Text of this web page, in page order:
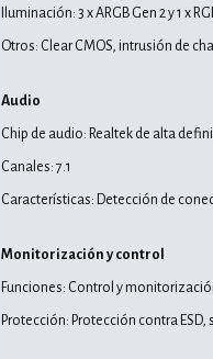
Iluminación: 3 x ARGB Gen 2 y 1 x
Otros: Clear CMOS, intrusión de
Audio
Chip de audio: Realtek de alta
Canales: 7.1
Características: Detección de
Monitorización y control
Funciones: Control y
Protección: Protección contra